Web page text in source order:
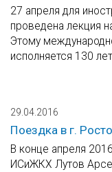
27 апреля для
проведена лекция
Этому
исполняется 130
29.04.2016
Поездка в г.
В конце апреля
ИСиЖКХ Лутов